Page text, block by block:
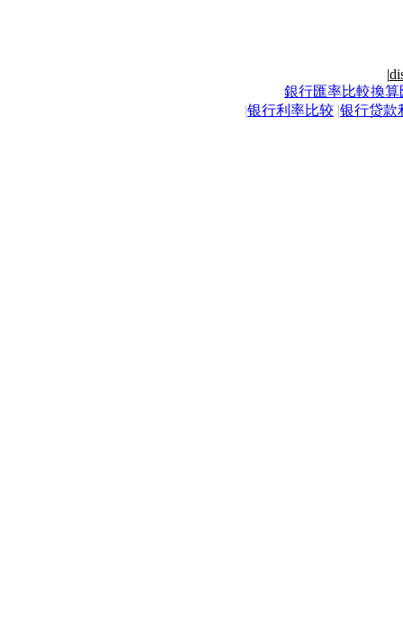
|
銀行匯率比較換算
|银行利率比较 |银行贷款